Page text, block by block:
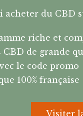
acheter du CBD
riche et
CBD de grande
le code promo
100% française
Visiter